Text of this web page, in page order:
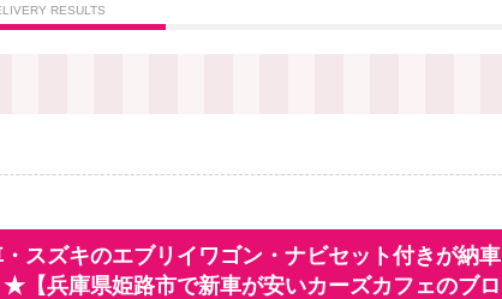
RESULTS
スズキのエブリイワゴン・ナビセット付きが納車
★【兵庫県姫路市で新車が安いカーズカフェのブロ